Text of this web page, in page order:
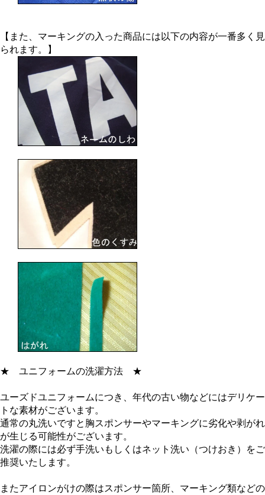
【また、マーキングの入った商品には以下の内容が一番多く見
られます。】
★ ユニフォームの洗濯方法 ★
ユーズドユニフォームにつき、年代の古い物などにはデリケー
トな素材がございます。
通常の丸洗いですと胸スポンサーやマーキングに劣化や剥がれ
が生じる可能性がございます。
洗濯の際には必ず手洗いもしくはネット洗い（つけおき）をご
推奨いたします。
またアイロンがけの際はスポンサー箇所、マーキング類などの